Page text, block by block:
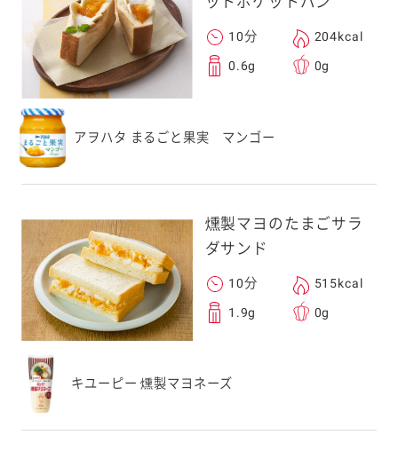
10分 204kcal
0.6g 0g
アヲハタ まるごと果実 マンゴー
燻製マヨのたまごサラ
ダサンド
10分 515kcal
1.9g 0g
キユーピー 燻製マヨネーズ